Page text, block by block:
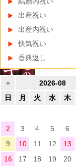
出産祝い
出産内祝い
快気祝い
香典返し
« 2026-08
日
月 火 水 木
2
3 4 5 6
9
10 11 12 13
16
17 18 19 20